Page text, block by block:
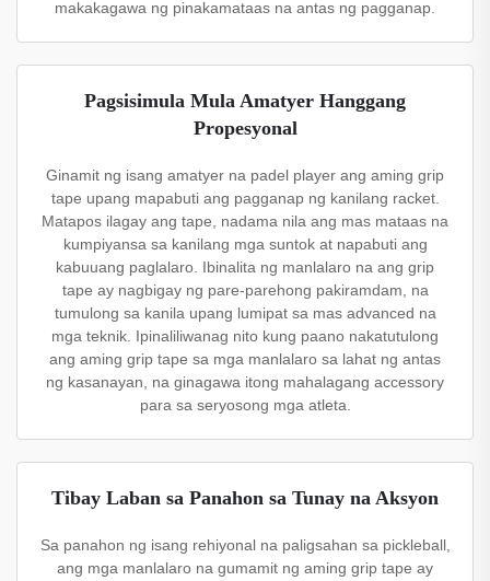
makakagawa ng pinakamataas na antas ng pagganap.
Pagsisimula Mula Amatyer Hanggang
Propesyonal
Ginamit ng isang amatyer na padel player ang aming grip
tape upang mapabuti ang pagganap ng kanilang racket.
Matapos ilagay ang tape, nadama nila ang mas mataas na
kumpiyansa sa kanilang mga suntok at napabuti ang
kabuuang paglalaro. Ibinalita ng manlalaro na ang grip
tape ay nagbigay ng pare-parehong pakiramdam, na
tumulong sa kanila upang lumipat sa mas advanced na
mga teknik. Ipinaliliwanag nito kung paano nakatutulong
ang aming grip tape sa mga manlalaro sa lahat ng antas
ng kasanayan, na ginagawa itong mahalagang accessory
para sa seryosong mga atleta.
Tibay Laban sa Panahon sa Tunay na Aksyon
Sa panahon ng isang rehiyonal na paligsahan sa pickleball,
ang mga manlalaro na gumamit ng aming grip tape ay